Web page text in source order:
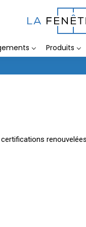
Produits